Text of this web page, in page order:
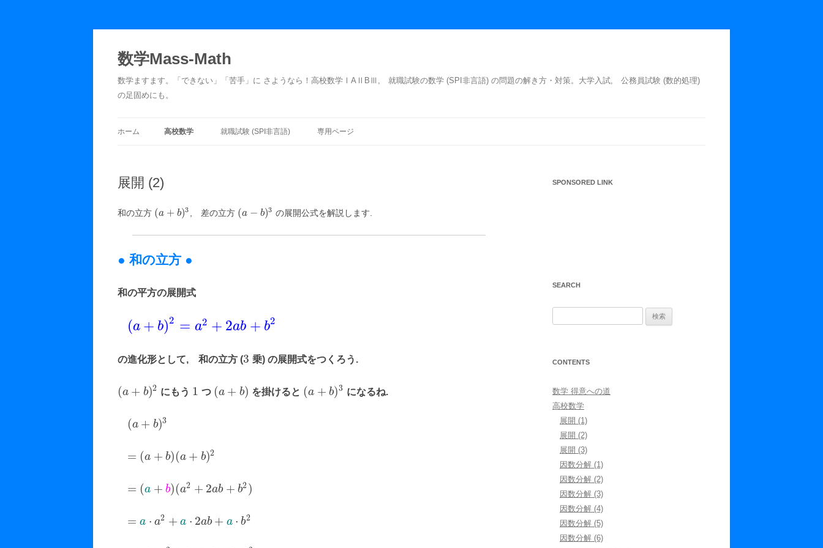
数学Mass-Math
数学ますます。「できない」「苦手」に さようなら！高校数学ⅠAⅡBⅢ, 就職試験の数学 (SPI非言語) の問題の解き方・対策。大学入試, 公務員試験 (数的処理)
の足固めにも。
ホーム 高校数学
展開 (3)
因数分解 (2)
因数分解 (5)
因数分解 (6)
就職試験 (SPI非言語)
鶴亀算
旅人算
通過算
確率
専用ページ
TU専用
展開 (2)
和の立方 (a + b)3 , 差の立方 (a − b)3 の展開公式を解説します.
● 和の立方 ●
和の平方の展開式
(a + b)2 = a2 + 2ab + b2
の進化形として, 和の立方 (3 乗) の展開式をつくろう.
(a + b)2 にもう 1 つ (a + b) を掛けると (a + b)3 になるね.
(a + b)3
= (a + b)(a + b)2
= (a + b)(a2 + 2ab + b2 )
= a ⋅ a2 + a ⋅ 2ab + a ⋅ b2
SPONSORED LINK
SEARCH
CONTENTS
数学 得意への道
高校数学
展開 (1)
展開 (2)
展開 (3)
因数分解 (1)
因数分解 (2)
因数分解 (3)
因数分解 (4)
因数分解 (5)
因数分解 (6)